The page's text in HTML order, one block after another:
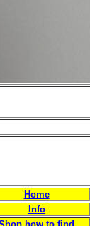
Home
Info